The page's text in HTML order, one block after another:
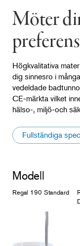
Möter
Högkvalitativa
dig sinnesro i
vedeldade
CE-märkta vilket
hälso-, miljö-och
Fullständiga
Modell
Regal 190 Standard